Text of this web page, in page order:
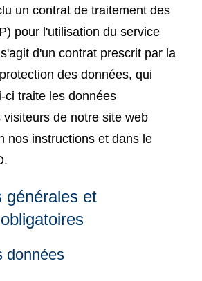
un contrat de traitement des
pour l'utilisation du service
d'un contrat prescrit par la
des données, qui
ci traite les données
visiteurs de notre site web
nos instructions et dans le
générales et
données